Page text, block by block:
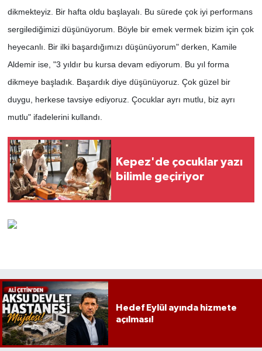
dikmekteyiz. Bir hafta oldu başlayalı. Bu sürede çok iyi performans
sergilediğimizi düşünüyorum. Böyle bir emek vermek bizim için çok
heyecanlı. Bir ilki başardığımızı düşünüyorum" derken, Kamile
Aldemir ise, "3 yıldır bu kursa devam ediyorum. Bu yıl forma
dikmeye başladık. Başardık diye düşünüyoruz. Çok güzel bir
duygu, herkese tavsiye ediyoruz. Çocuklar ayrı mutlu, biz ayrı
mutlu" ifadelerini kullandı.
Kepez'de çocuklar yazı
bilimle geçiriyor
Hedef Eylül ayında hizmete
açılması!